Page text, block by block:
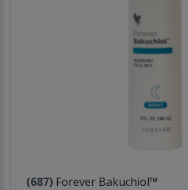
(687) Forever Bakuchiol™